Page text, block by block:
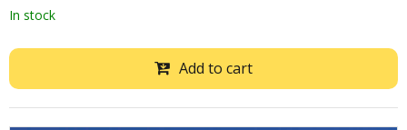
In stock
Add to cart